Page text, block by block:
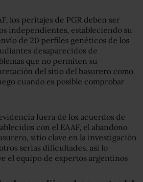
los peritajes de PGR deben ser
independientes, estableciendo su
de 20 perfiles genéticos de los
desaparecidos de
que no permiten su
del sitio del basurero como
cuando es posible comprobar
fuera de los acuerdos de
con el EAAF, el abandono
sitio clave en la investigación
serias dificultades, así lo
el equipo de expertos argentinos